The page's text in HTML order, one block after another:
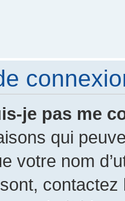
je pas me
qui
votre nom